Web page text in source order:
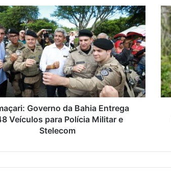
Governo da Bahia Entrega
Veículos para Polícia Militar e
Stelecom